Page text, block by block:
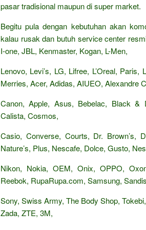
pasar tradisional maupun di super market.
Begitu pula dengan kebutuhan akan
kalau rusak dan butuh service center
I-one, JBL, Kenmaster, Kogan, L-Men,
Lenovo, Levi’s, LG, Lifree, L’Oreal,
Merries, Acer, Adidas, AIUEO, Alexandre
Canon, Apple, Asus, Bebelac, Black &
Calista, Cosmos,
Casio, Converse, Courts, Dr. Brown’s,
Nature’s, Plus, Nescafe, Dolce, Gusto,
Nikon, Nokia, OEM, Onix, OPPO,
Reebok, RupaRupa.com, Samsung,
Sony, Swiss Army, The Body Shop,
Zada, ZTE, 3M,